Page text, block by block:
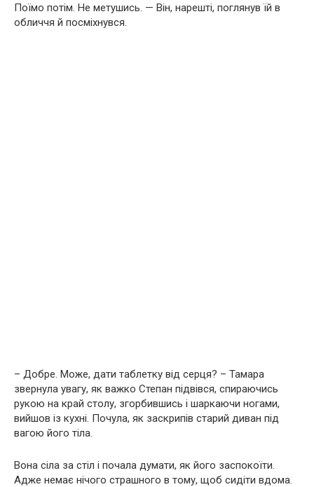
Поїмо потім. Не метушись. — Він, нарешті, поглянув їй в
обличчя й посміхнувся.
– Добре. Може, дати таблетку від серця? – Тамара
звернула увагу, як важко Степан підвівся, спираючись
рукою на край столу, згорбившись і шаркаючи ногами,
вийшов із кухні. Почула, як заскрипів старий диван під
вагою його тіла.
Вона сіла за стіл і почала думати, як його заспокоїти.
Адже немає нічого страшного в тому, щоб сидіти вдома.